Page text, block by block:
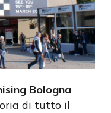
Bologna
di tutto il